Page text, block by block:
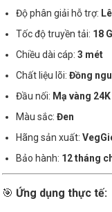
Độ phân giải hỗ trợ:
Tốc độ truyền tải: 18
Chiều dài cáp: 3 mét
Chất liệu lõi: Đồng
Đầu nối: Mạ vàng 24K
Màu sắc: Đen
Hãng sản xuất:
Bảo hành: 12 tháng
🎯 Ứng dụng thực tế: